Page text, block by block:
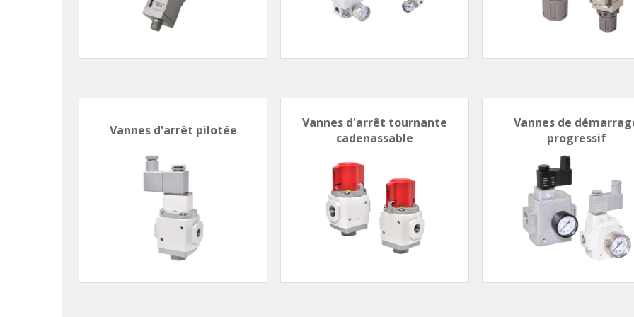
Vannes d'arrêt pilotée
Vannes d'arrêt tournante
cadenassable
Vannes de
progressif